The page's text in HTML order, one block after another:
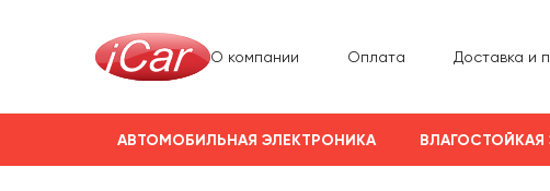
О компании Оплата Доставка и
АВТОМОБИЛЬНАЯ ЭЛЕКТРОНИКА ВЛАГОСТОЙКАЯ